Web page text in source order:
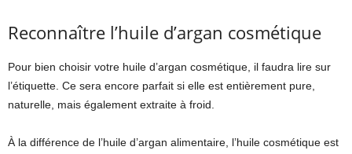
Reconnaître l’huile d’argan cosmétique
Pour bien choisir votre huile d’argan cosmétique, il faudra lire sur
l’étiquette. Ce sera encore parfait si elle est entièrement pure,
naturelle, mais également extraite à froid.
À la différence de l’huile d’argan alimentaire, l’huile cosmétique est